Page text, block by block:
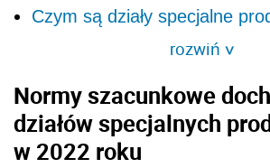
Czym są działy specjalne
rozwiń>
Normy szacunkowe
działów specjalnych
w 2022 roku